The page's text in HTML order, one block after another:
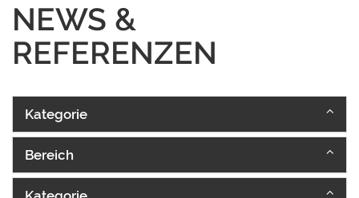
NEWS &
REFERENZEN
Kategorie
Bereich